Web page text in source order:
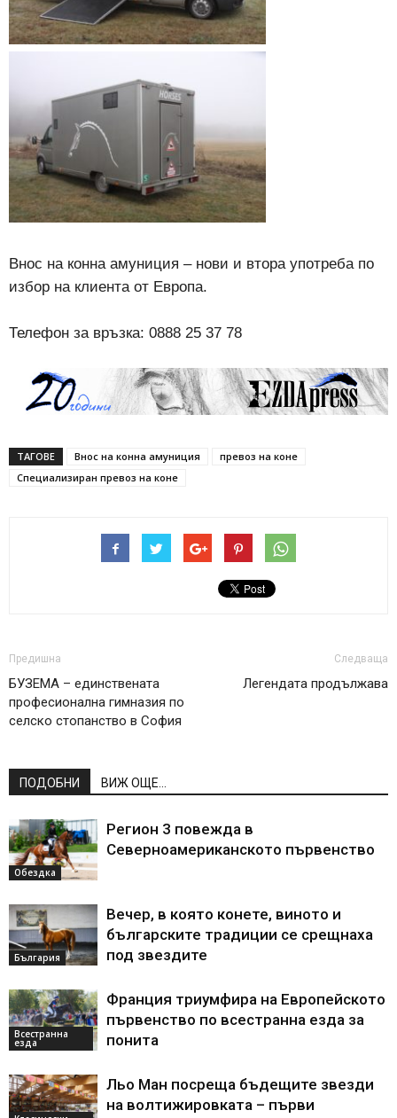
Внос на конна амуниция – нови и втора употреба по
избор на клиента от Европа.
Телефон за връзка: 0888 25 37 78
ТАГОВЕ Внос на конна амуниция
превоз на коне
Специализиран превоз на коне
Предишна
БУЗЕМА – единствената
професионална гимназия по
селско стопанство в София
Следваща
Легендата продължавa
ПОДОБНИ ВИЖ ОЩЕ...
Обездка
Регион 3 повежда в
Северноамериканското първенство
България
Вечер, в която конете, виното и
българските традиции се срещнаха
под звездите
Всестранна
езда
Франция триумфира на Европейското
първенство по всестранна езда за
понита
Льо Ман посреща бъдещите звезди
на волтижировката – първи